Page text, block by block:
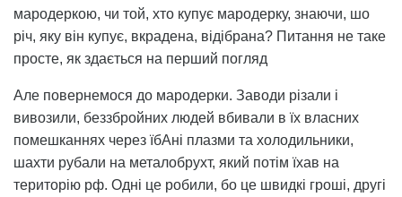
мародеркою, чи той, хто купує мародерку, знаючи, шо
річ, яку він купує, вкрадена, відібрана? Питання не таке
просте, як здається на перший погляд
Але повернемося до мародерки. Заводи різали і
вивозили, беззбройних людей вбивали в їх власних
помешканнях через їбАні плазми та холодильники,
шахти рубали на металобрухт, який потім їхав на
територію рф. Одні це робили, бо це швидкі гроші, другі